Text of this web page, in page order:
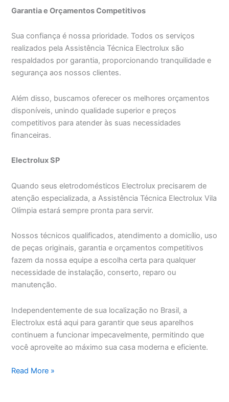
Garantia e Orçamentos Competitivos
Sua confiança é nossa prioridade. Todos os serviços
realizados pela Assistência Técnica Electrolux são
respaldados por garantia, proporcionando tranquilidade e
segurança aos nossos clientes.
Além disso, buscamos oferecer os melhores orçamentos
disponíveis, unindo qualidade superior e preços
competitivos para atender às suas necessidades
financeiras.
Electrolux SP
Quando seus eletrodomésticos Electrolux precisarem de
atenção especializada, a Assistência Técnica Electrolux Vila
Olímpia estará sempre pronta para servir.
Nossos técnicos qualificados, atendimento a domicílio, uso
de peças originais, garantia e orçamentos competitivos
fazem da nossa equipe a escolha certa para qualquer
necessidade de instalação, conserto, reparo ou
manutenção.
Independentemente de sua localização no Brasil, a
Electrolux está aqui para garantir que seus aparelhos
continuem a funcionar impecavelmente, permitindo que
você aproveite ao máximo sua casa moderna e eficiente.
Assistência
Read More »